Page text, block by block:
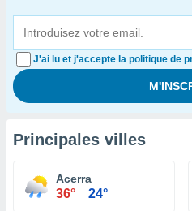
J'ai lu et j'accepte la politique de
Principales villes
Acerra
36° 24°